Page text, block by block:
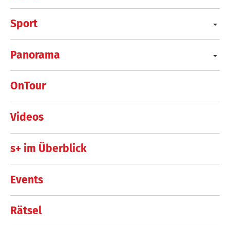
Sport
Panorama
OnTour
Videos
s+ im Überblick
Events
Rätsel